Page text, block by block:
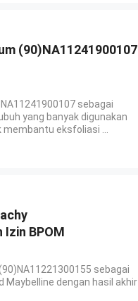
(90)NA11241900107
sebagai
yang banyak digunakan
eksfoliasi ...
Izin BPOM
sebagai
Maybelline dengan hasil akhir